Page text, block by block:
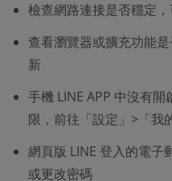
檢查網路連接是否穩定
查看瀏覽器或擴充功能
新
手機 LINE APP 中沒有
限，前往「設定」>「我
網頁版 LINE 登入的電子
或更改密碼